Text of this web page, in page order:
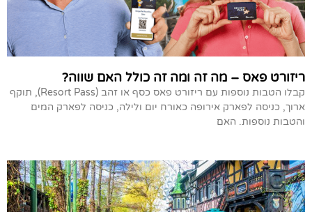
ריזורט פאס – מה זה ומה זה כולל האם שווה?
קבלו הטבות נוספות עם ריזורט פאס כסף או זהב (Resort Pass), תוקף
ארוך, כניסה לפארק אירופה כאורח יום ולילה, כניסה לפארק המים
והטבות נוספות. האם